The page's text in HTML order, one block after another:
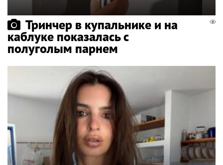
Тринчер в купальнике и на
каблуке показалась с
полуголым парнем